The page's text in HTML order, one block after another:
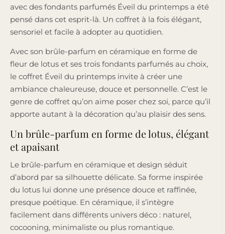
avec des fondants parfumés Éveil du printemps a été
pensé dans cet esprit-là. Un coffret à la fois élégant,
sensoriel et facile à adopter au quotidien.
Avec son brûle-parfum en céramique en forme de
fleur de lotus et ses trois fondants parfumés au choix,
le coffret Éveil du printemps invite à créer une
ambiance chaleureuse, douce et personnelle. C’est le
genre de coffret qu’on aime poser chez soi, parce qu’il
apporte autant à la décoration qu’au plaisir des sens.
Un brûle-parfum en forme de lotus, élégant
et apaisant
Le brûle-parfum en céramique et design séduit
d’abord par sa silhouette délicate. Sa forme inspirée
du lotus lui donne une présence douce et raffinée,
presque poétique. En céramique, il s’intègre
facilement dans différents univers déco : naturel,
cocooning, minimaliste ou plus romantique.